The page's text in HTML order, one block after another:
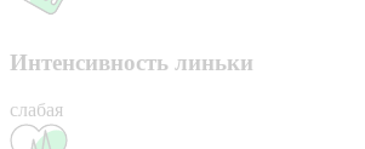
Интенсивность линьки
слабая